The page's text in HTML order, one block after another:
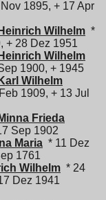
1895, + 17 Apr
Wilhelm *
+ 28 Dez 1951
Wilhelm
1900, + 1945
Wilhelm
1909, + 13 Jul
Frieda
Sep 1902
Maria * 11 Dez
1761
Wilhelm * 24
Dez 1941